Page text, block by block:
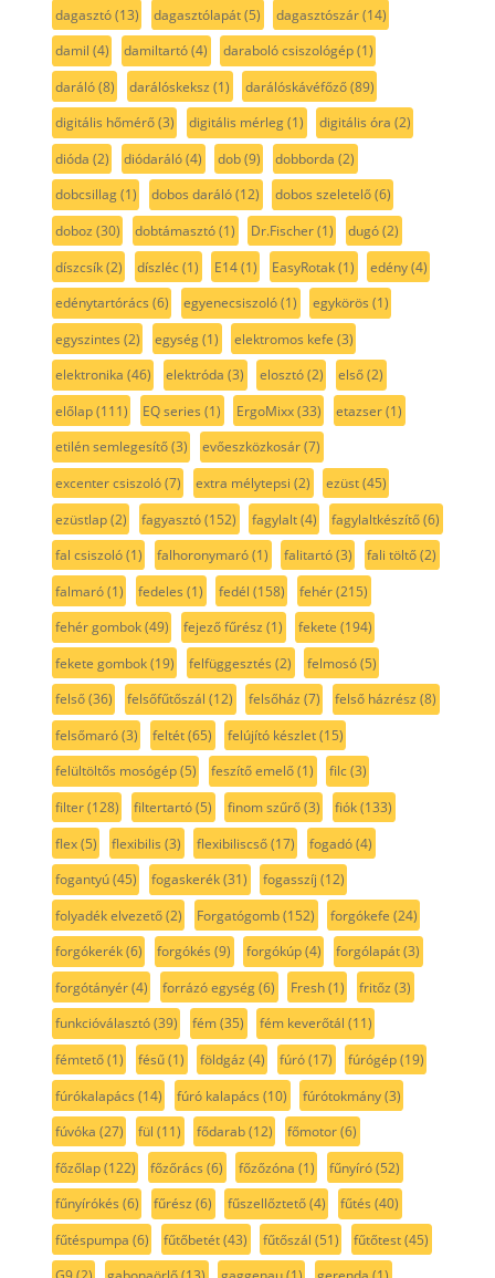
dagasztó(13) dagasztólapát(5) dagasztószár(14)
damil (4) damiltartó(4) daraboló csiszológép(1)
daráló(8) darálóskeksz (1) darálóskávéfőző(89)
digitális hőmérő(3) digitális mérleg(1) digitális óra (2)
dióda (2) diódaráló(4) dob(9) dobborda (2)
dobcsillag(1) dobos daráló(12) dobos szeletelő(6)
doboz (30) dobtámasztó(1) Dr.Fischer(1) dugó(2)
díszcsík(2) díszléc(1) E14(1) EasyRotak(1) edény(4)
edénytartórács (6) egyenecsiszoló(1) egykörös (1)
egyszintes (2) egység(1) elektromos kefe (3)
elektronika (46) elektróda (3) elosztó(2) első(2)
előlap(111) EQ series (1) ErgoMixx(33) etazser(1)
etilén semlegesítő(3) evőeszközkosár(7)
excenter csiszoló(7) extra mélytepsi (2) ezüst(45)
ezüstlap(2) fagyasztó(152) fagylalt(4) fagylaltkészítő(6)
fal csiszoló(1) falhoronymaró(1) falitartó(3) fali töltő(2)
falmaró(1) fedeles (1) fedél (158) fehér(215)
fehér gombok(49) fejező fűrész (1) fekete (194)
fekete gombok(19) felfüggesztés (2) felmosó(5)
felső(36) felsőfűtőszál (12) felsőház (7) felső házrész (8)
felsőmaró(3) feltét(65) felújító készlet(15)
felültöltős mosógép(5) feszítő emelő(1) filc(3)
filter(128) filtertartó(5) finom szűrő(3) fiók(133)
flex(5) flexibilis (3) flexibiliscső(17) fogadó(4)
fogantyú(45) fogaskerék(31) fogasszíj (12)
folyadék elvezető(2) Forgatógomb(152) forgókefe (24)
forgókerék(6) forgókés (9) forgókúp(4) forgólapát(3)
forgótányér(4) forrázó egység(6) Fresh(1) fritőz (3)
funkcióválasztó(39) fém(35) fém keverőtál (11)
fémtető(1) fésű(1) földgáz (4) fúró(17) fúrógép(19)
fúrókalapács (14) fúró kalapács (10) fúrótokmány(3)
fúvóka (27) fül (11) fődarab(12) főmotor(6)
főzőlap(122) főzőrács (6) főzőzóna (1) fűnyíró(52)
fűnyírókés (6) fűrész (6) fűszellőztető(4) fűtés (40)
fűtéspumpa (6) fűtőbetét(43) fűtőszál (51) fűtőtest(45)